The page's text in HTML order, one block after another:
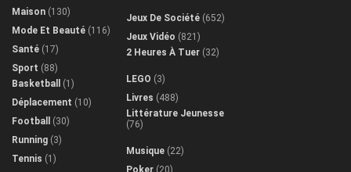
Maison (130)
Mode Et Beauté (116)
Santé (17)
Sport (88)
Basketball
(1)
Déplacement (10)
Football
(30)
Running (3)
Tennis (1)
Jeux De Société (652)
Jeux Vidéo (821)
2 Heures À Tuer (32)
LEGO (3)
Livres (488)
Littérature Jeunesse
(76)
Musique (22)
Poker (20)